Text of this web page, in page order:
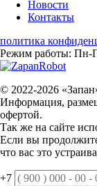
Новости
Контакты
политика
Режим работы: Пн-
© 2022-2026
Информация,
офертой.
Так же на сайте
Если вы продолжите
что вас это
+7